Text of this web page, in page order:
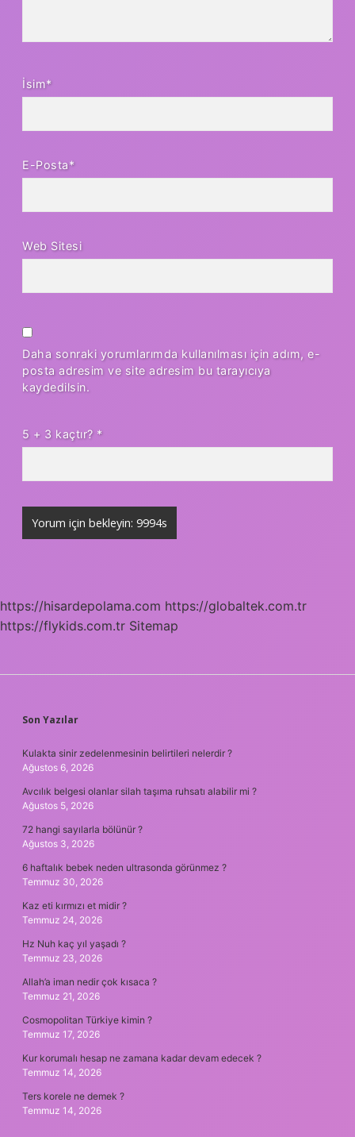
İsim*
E-Posta*
Web Sitesi
Daha sonraki yorumlarımda kullanılması için adım, e-
posta adresim ve site adresim bu tarayıcıya
kaydedilsin.
5 + 3 kaçtır? *
https://hisardepolama.com https://globaltek.com.tr
https://flykids.com.tr Sitemap
SIDEBAR
Son Yazılar
Kulakta sinir zedelenmesinin belirtileri nelerdir ?
Ağustos 6, 2026
Avcılık belgesi olanlar silah taşıma ruhsatı alabilir mi ?
Ağustos 5, 2026
72 hangi sayılarla bölünür ?
Ağustos 3, 2026
6 haftalık bebek neden ultrasonda görünmez ?
Temmuz 30, 2026
Kaz eti kırmızı et midir ?
Temmuz 24, 2026
Hz Nuh kaç yıl yaşadı ?
Temmuz 23, 2026
Allah’a iman nedir çok kısaca ?
Temmuz 21, 2026
Cosmopolitan Türkiye kimin ?
Temmuz 17, 2026
Kur korumalı hesap ne zamana kadar devam edecek ?
Temmuz 14, 2026
Ters korele ne demek ?
Temmuz 14, 2026